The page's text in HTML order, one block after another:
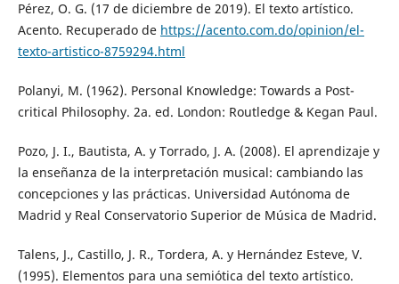
Pérez, O. G. (17 de diciembre de 2019). El texto artístico.
Acento. Recuperado de https://acento.com.do/opinion/el-
texto-artistico-8759294.html
Polanyi, M. (1962). Personal Knowledge: Towards a Post-
critical Philosophy. 2a. ed. London: Routledge & Kegan Paul.
Pozo, J. I., Bautista, A. y Torrado, J. A. (2008). El aprendizaje y
la enseñanza de la interpretación musical: cambiando las
concepciones y las prácticas. Universidad Autónoma de
Madrid y Real Conservatorio Superior de Música de Madrid.
Talens, J., Castillo, J. R., Tordera, A. y Hernández Esteve, V.
(1995). Elementos para una semiótica del texto artístico.